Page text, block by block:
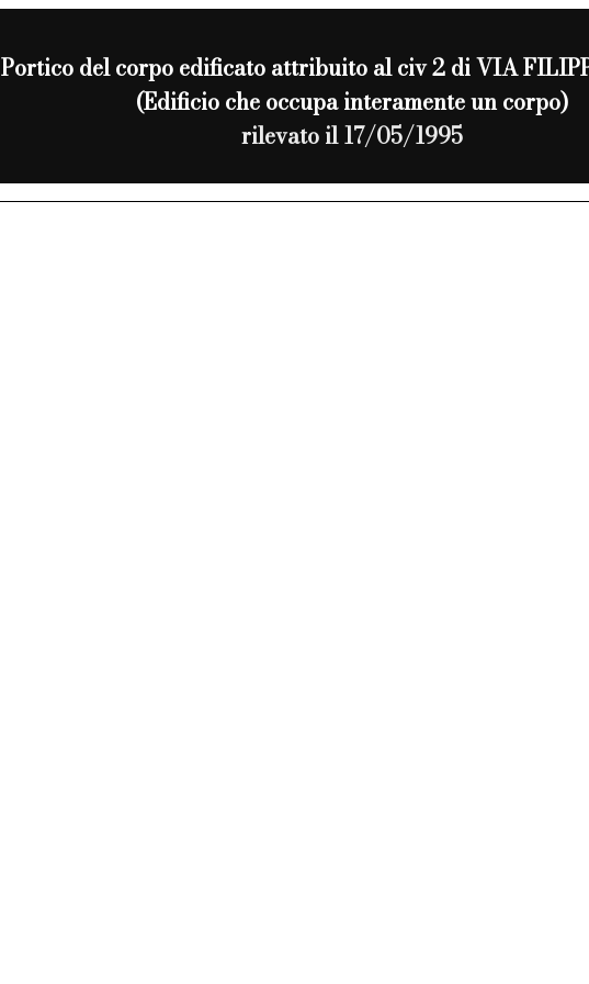
Portico del corpo edificato attribuito al civ 2 di VIA
(Edificio che occupa interamente un corpo)
rilevato il 17/05/1995